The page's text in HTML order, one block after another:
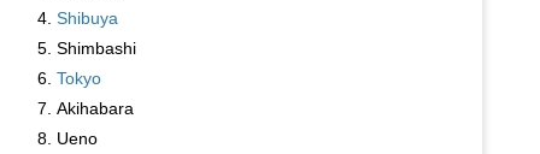
Shibuya
Shimbashi
Tokyo
Akihabara
Ueno